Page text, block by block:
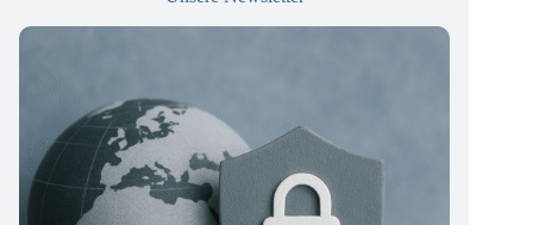
Unsere Newsletter